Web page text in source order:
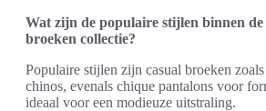
Wat zijn de populaire stijlen binnen
broeken collectie?
Populaire stijlen zijn casual broeken
chinos, evenals chique pantalons voor
ideaal voor een modieuze uitstraling.